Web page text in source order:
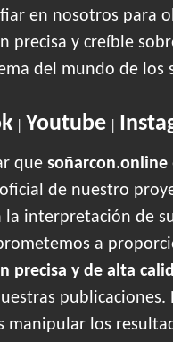
en nosotros para
precisa y creíble
del mundo de los
| Youtube|
que soñarcon.online
de nuestro
la interpretación de
a
precisa y de alta
publicaciones.
manipular los